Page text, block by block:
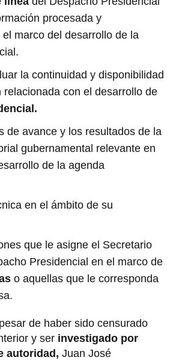
procesada y
marco del desarrollo de la
la continuidad y disponibilidad
relacionada con el desarrollo de
de avance y los resultados de la
gubernamental relevante en
de la agenda
en el ámbito de su
que le asigne el Secretario
Presidencial en el marco de
o aquellas que le corresponda
de haber sido censurado
y ser investigado por
autoridad, Juan José